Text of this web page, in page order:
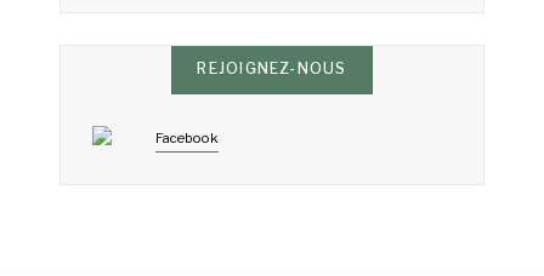
REJOIGNEZ-NOUS
Facebook